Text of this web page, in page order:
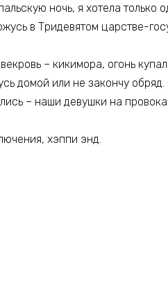
ночь, я хотела только
в Тридевятом царстве-
– кикимора, огонь
домой или не закончу обряд.
– наши девушки на
хэппи энд.